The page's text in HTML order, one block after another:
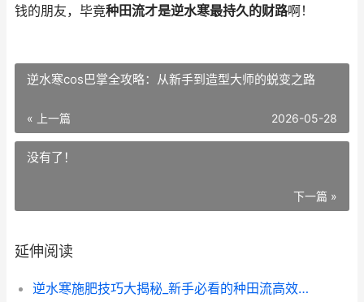
钱的朋友，毕竟种田流才是逆水寒最持久的财路啊！
逆水寒cos巴掌全攻略：从新手到造型大师的蜕变之路
« 上一篇 2026-05-28
没有了！
下一篇 »
延伸阅读
逆水寒施肥技巧大揭秘_新手必看的种田流高效玩法